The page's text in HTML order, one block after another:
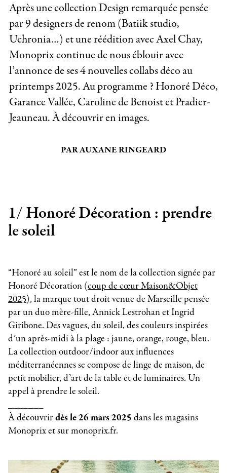
Après une collection Design remarquée pensée
par 9 designers de renom (Batiik studio,
Uchronia…) et une réédition avec Axel Chay,
Monoprix continue de nous éblouir avec
l’annonce de ses 4 nouvelles collabs déco au
printemps 2025. Au programme ? Honoré Déco,
Garance Vallée, Caroline de Benoist et Pradier-
Jeauneau. À découvrir en images.
PAR AUXANE RINGEARD
1/ Honoré Décoration : prendre
le soleil
“Honoré au soleil” est le nom de la collection signée par
Honoré Décoration (coup de cœur Maison&Objet
2025), la marque tout droit venue de Marseille pensée
par un duo mère-fille, Annick Lestrohan et Ingrid
Giribone. Des vagues, du soleil, des couleurs inspirées
d’un après-midi à la plage : jaune, orange, rouge, bleu.
La collection outdoor/indoor aux influences
méditerranéennes se compose de linge de maison, de
petit mobilier, d’art de la table et de luminaires. Un
appel à prendre le soleil.
À découvrirdès le 26 mars 2025dans les magasins
Monoprix et sur monoprix.fr.